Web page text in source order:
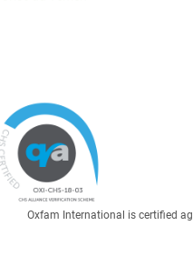
Oxfam International is certified